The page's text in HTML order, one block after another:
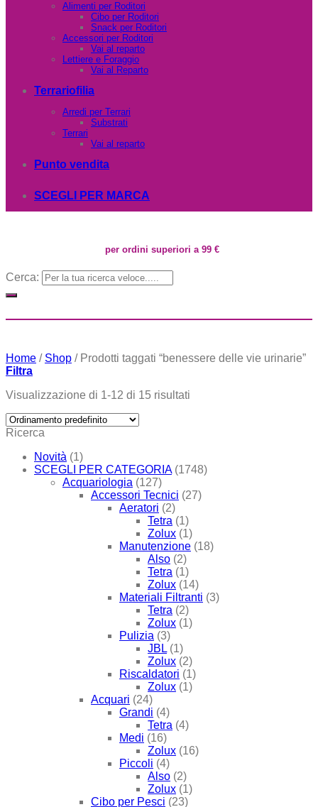
Alimenti per Roditori
Cibo per Roditori
Snack per Roditori
Accessori per Roditori
Vai al reparto
Lettiere e Foraggio
Vai al Reparto
Terrariofilia
Arredi per Terrari
Substrati
Terrari
Vai al reparto
Punto vendita
SCEGLI PER MARCA
per ordini superiori a 99 €
Cerca:
Home / Shop /Prodotti taggati “benessere delle vie urinarie”
Filtra
Visualizzazione di 1-12 di 15 risultati
Ricerca
Novità (1)
SCEGLI PER CATEGORIA (1748)
Acquariologia (127)
Accessori Tecnici (27)
Aeratori (2)
Tetra (1)
Zolux (1)
Manutenzione (18)
Also (2)
Tetra (1)
Zolux (14)
Materiali Filtranti (3)
Tetra (2)
Zolux (1)
Pulizia (3)
JBL (1)
Zolux (2)
Riscaldatori (1)
Zolux (1)
Acquari (24)
Grandi (4)
Tetra (4)
Medi (16)
Zolux (16)
Piccoli (4)
Also (2)
Zolux (1)
Cibo per Pesci (23)